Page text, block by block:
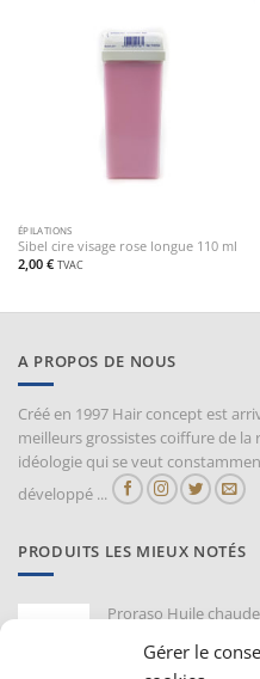
Gérer le
ÉPILATIONS
Sibel cire visage rose longue 110 ml
2,00 € TVAC
A PROPOS DE NOUS
Créé en 1997 Hair concept est
meilleurs grossistes coiffure de
idéologie qui se veut
développé ...
PRODUITS LES MIEUX NOTÉS
Proraso Huile